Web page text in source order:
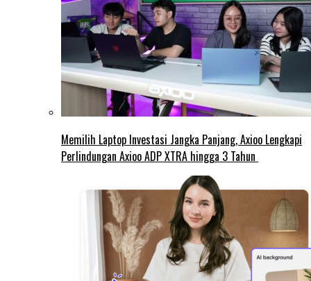
Memilih Laptop Investasi Jangka Panjang, Axioo Lengkapi
Perlindungan Axioo ADP XTRA hingga 3 Tahun